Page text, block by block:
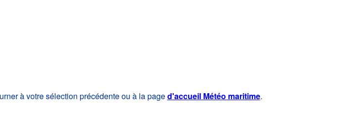
à votre sélection précédente ou à la paged'accueil Météo maritime.